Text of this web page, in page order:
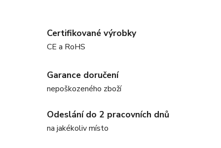
Certifikované výrobky
CE a RoHS
Garance doručení
nepoškozeného zboží
Odeslání do 2 pracovních dnů
na jakékoliv místo